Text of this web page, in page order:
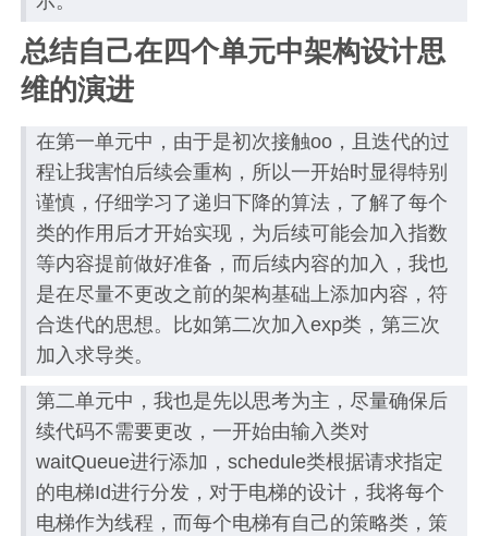
总结自己在四个单元中架构设计思
维的演进
在第一单元中，由于是初次接触oo，且迭代的过
程让我害怕后续会重构，所以一开始时显得特别
谨慎，仔细学习了递归下降的算法，了解了每个
类的作用后才开始实现，为后续可能会加入指数
等内容提前做好准备，而后续内容的加入，我也
是在尽量不更改之前的架构基础上添加内容，符
合迭代的思想。比如第二次加入exp类，第三次
加入求导类。
第二单元中，我也是先以思考为主，尽量确保后
续代码不需要更改，一开始由输入类对
waitQueue进行添加，schedule类根据请求指定
的电梯Id进行分发，对于电梯的设计，我将每个
电梯作为线程，而每个电梯有自己的策略类，策